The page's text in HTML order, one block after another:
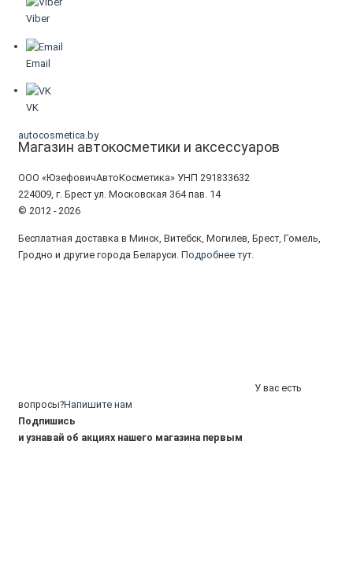
Viber
Email
VK
autocosmetica.by
Магазин автокосметики и аксессуаров
ООО «ЮзефовичАвтоКосметика» УНП 291833632
224009, г. Брест ул. Московская 364 пав. 14
© 2012 - 2026
Бесплатная доставка в Минск, Витебск, Могилев, Брест, Гомель,
Гродно и другие города Беларуси. Подробнее тут.
У вас есть
вопросы?Напишите нам
Подпишись
и узнавай об акциях нашего магазина первым